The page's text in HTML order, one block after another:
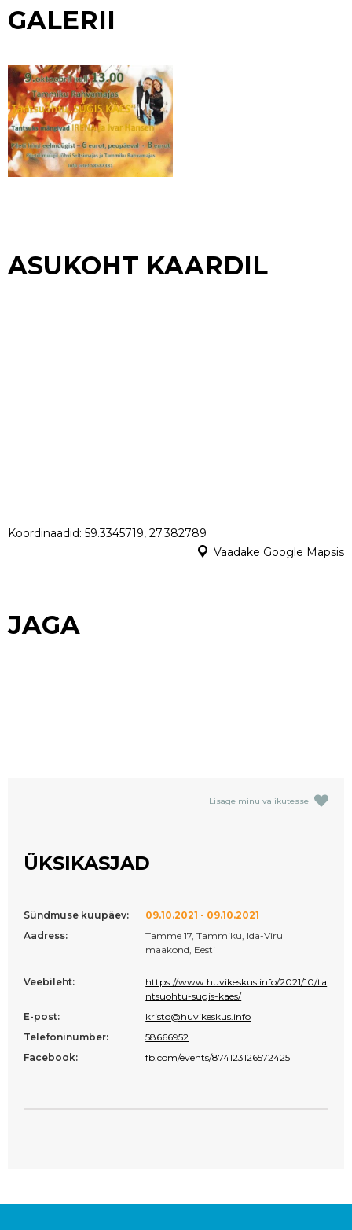
GALERII
ASUKOHT KAARDIL
Koordinaadid: 59.3345719, 27.382789
Vaadake Google Mapsis
JAGA
Lisage minu valikutesse
ÜKSIKASJAD
Sündmuse kuupäev:
09.10.2021 - 09.10.2021
Aadress:
Tamme 17, Tammiku, Ida-Viru
maakond, Eesti
Veebileht:
https://www.huvikeskus.info/2021/10/ta
ntsuohtu-sugis-kaes/
E-post:
kristo@huvikeskus.info
Telefoninumber:
58666952
Facebook:
fb.com/events/874123126572425